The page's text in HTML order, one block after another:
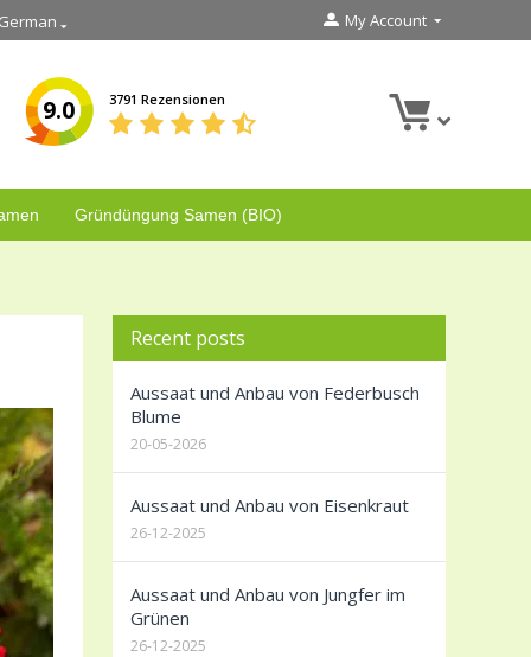
German My Account
9.0 3791 Rezensionen
Gründüngung Samen (BIO)
Recent posts
Aussaat und Anbau von Federbusch
Blume
20-05-2026
Aussaat und Anbau von Eisenkraut
26-12-2025
Aussaat und Anbau von Jungfer im
Grünen
26-12-2025